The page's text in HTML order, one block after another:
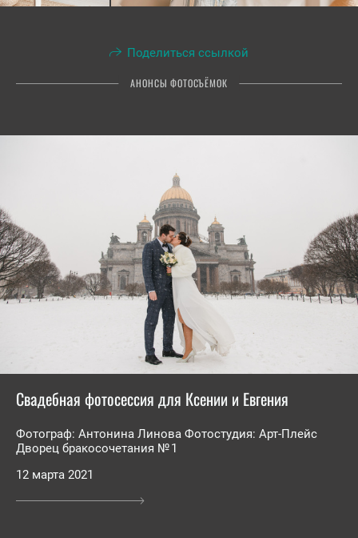
Поделиться ссылкой
АНОНСЫ ФОТОСЪЁМОК
Свадебная фотосессия для Ксении и Евгения
Фотограф: Антонина Линова Фотостудия: Арт-Плейс
Дворец бракосочетания № 1
12 марта 2021